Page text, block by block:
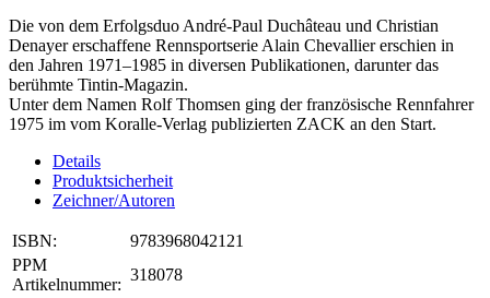
Die von dem Erfolgsduo André-Paul Duchâteau und Christian
Denayer erschaffene Rennsportserie Alain Chevallier erschien in
den Jahren 1971–1985 in diversen Publikationen, darunter das
berühmte Tintin-Magazin.
Unter dem Namen Rolf Thomsen ging der französische Rennfahrer
1975 im vom Koralle-Verlag publizierten ZACK an den Start.
Details
Produktsicherheit
Zeichner/Autoren
ISBN:
9783968042121
PPM
Artikelnummer:
318078